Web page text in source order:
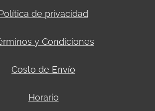
de privacidad
y Condiciones
Costo de Envío
Horario